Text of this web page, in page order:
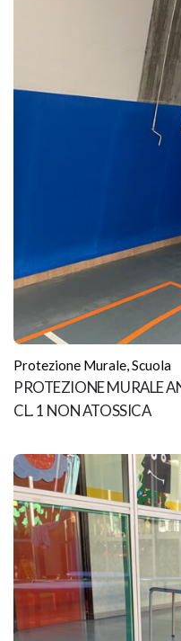
Protezione Murale,Scuola
PROTEZIONE MURALE
CL. 1 NON ATOSSICA